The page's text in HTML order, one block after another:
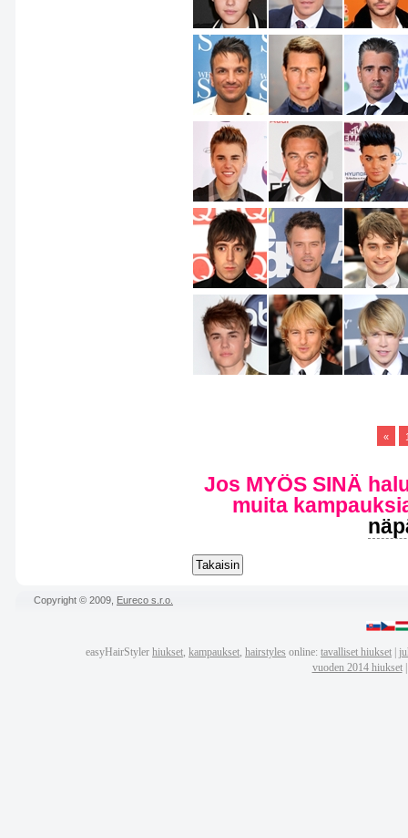
«
Jos MYÖS SINÄ
muita
Copyright © 2009, Eureco s.r.o.
easyHairStyler hiukset, kampaukset, hairstyles online: tavalliset hiukset
vuoden 2014 hiukset